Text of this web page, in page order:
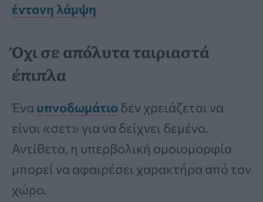
έντονη λάμψη
Όχι σε απόλυτα ταιριαστά
έπιπλα
Ένα υπνοδωμάτιο δεν χρειάζεται να
είναι «σετ» για να δείχνει δεμένο.
Αντίθετα, η υπερβολική ομοιομορφία
μπορεί να αφαιρέσει χαρακτήρα από τον
χώρο.